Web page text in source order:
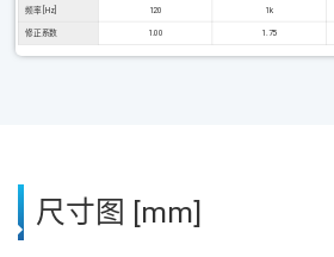
频率 [Hz] 120 1k
修正系数 1.00 1.75
尺寸图 [mm]